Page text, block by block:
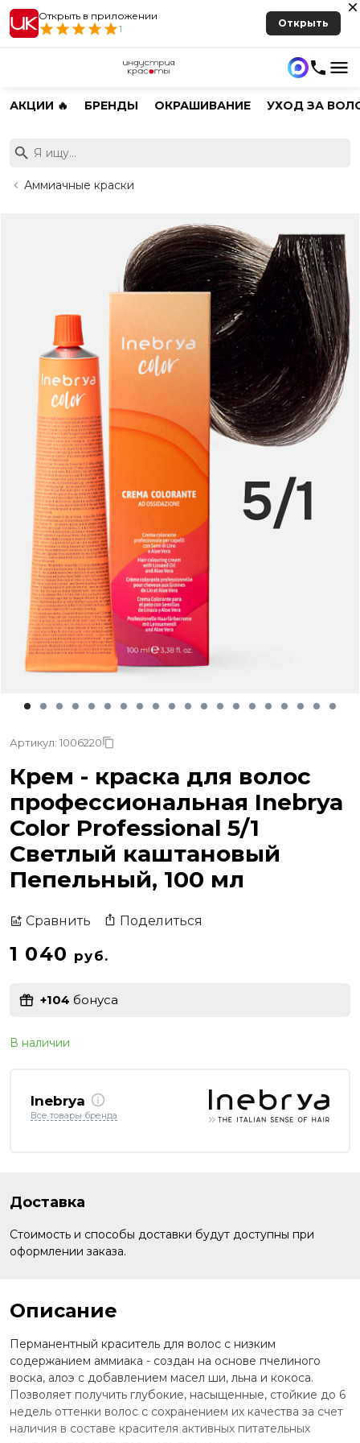
Открыть в приложении
1
Открыть
АКЦИИ 🔥 БРЕНДЫ ОКРАШИВАНИЕ УХОД ЗА
Аммиачные краски
Артикул: 1006220
Крем - краска для волос
профессиональная Inebrya
Color Professional 5/1
Светлый каштановый
Пепельный, 100 мл
Сравнить Поделиться
1 040 руб.
+104 бонуса
В наличии
Inebrya
Все товары бренда
Доставка
Стоимость и способы доставки будут доступны при
оформлении заказа.
Описание
Перманентный краситель для волос с низким
содержанием аммиака - создан на основе пчелиного
воска, алоэ с добавлением масел ши, льна и кокоса.
Позволяет получить глубокие, насыщенные, стойкие до 6
недель оттенки волос с сохранением их качества за счет
наличия в составе красителя активных питательных